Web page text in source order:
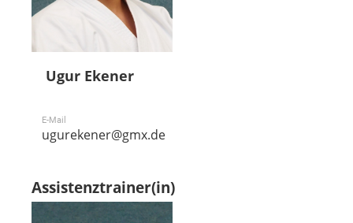
Ugur Ekener
E-Mail
ugurekener@gmx.de
Assistenztrainer(in)